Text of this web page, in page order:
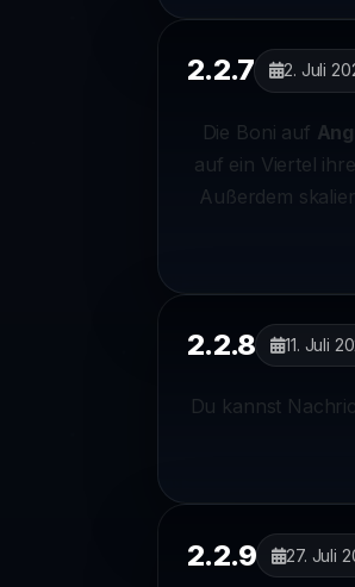
2.2.7 2. Juli
Die Boni auf
auf ein Viertel
Außerdem
2.2.8 11. Juli
Du kannst
2.2.9 27. Juli